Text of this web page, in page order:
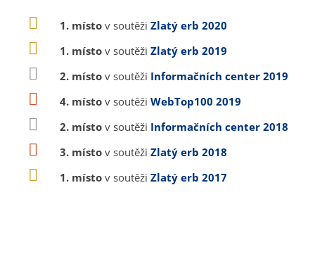
1. místo v soutěži Zlatý erb 2020
1. místo v soutěži Zlatý erb 2019
2. místo v soutěži Informačních center 2019
4. místo v soutěži WebTop100 2019
2. místo v soutěži Informačních center 2018
3. místo v soutěži Zlatý erb 2018
1. místo v soutěži Zlatý erb 2017